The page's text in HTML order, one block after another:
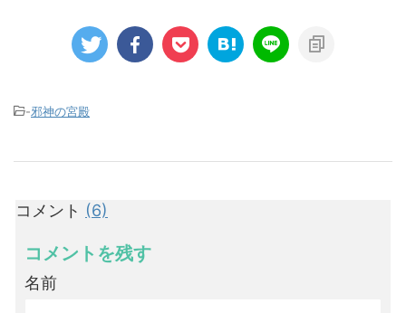
-邪神の宮殿
コメント (6)
コメントを残す
名前